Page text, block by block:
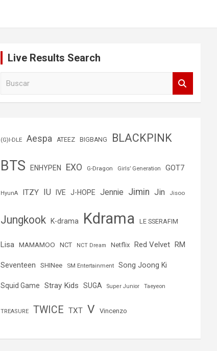
Live Results Search
(G)I-DLE Aespa ATEEZ BIGBANG BLACKPINK
BTS ENHYPEN EXO G-Dragon Girls’ Generation GOT7
HyunA ITZY IU IVE J-HOPE Jennie Jimin Jin Jisoo
Jungkook K-drama Kdrama LE SSERAFIM
Lisa MAMAMOO NCT NCT Dream Netflix Red Velvet RM
Seventeen SHINee SM Entertainment Song Joong Ki
Squid Game Stray Kids SUGA Super Junior Taeyeon
TREASURE TWICE TXT V Vincenzo